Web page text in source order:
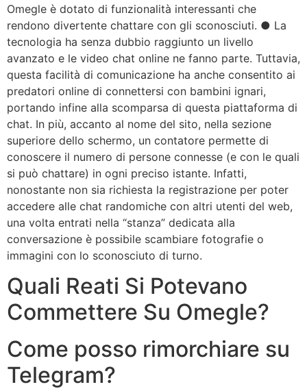
Omegle è dotato di funzionalità interessanti che
rendono divertente chattare con gli sconosciuti. ● La
tecnologia ha senza dubbio raggiunto un livello
avanzato e le video chat online ne fanno parte. Tuttavia,
questa facilità di comunicazione ha anche consentito ai
predatori online di connettersi con bambini ignari,
portando infine alla scomparsa di questa piattaforma di
chat. In più, accanto al nome del sito, nella sezione
superiore dello schermo, un contatore permette di
conoscere il numero di persone connesse (e con le quali
si può chattare) in ogni preciso istante. Infatti,
nonostante non sia richiesta la registrazione per poter
accedere alle chat randomiche con altri utenti del web,
una volta entrati nella “stanza” dedicata alla
conversazione è possibile scambiare fotografie o
immagini con lo sconosciuto di turno.
Quali Reati Si Potevano
Commettere Su Omegle?
Come posso rimorchiare su
Telegram?